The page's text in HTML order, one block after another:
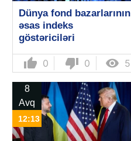
Dünya fond bazarlarının
əsas indeks
göstəriciləri
thumb_up 0 thumb_down 0  5
8
Avq
12:13